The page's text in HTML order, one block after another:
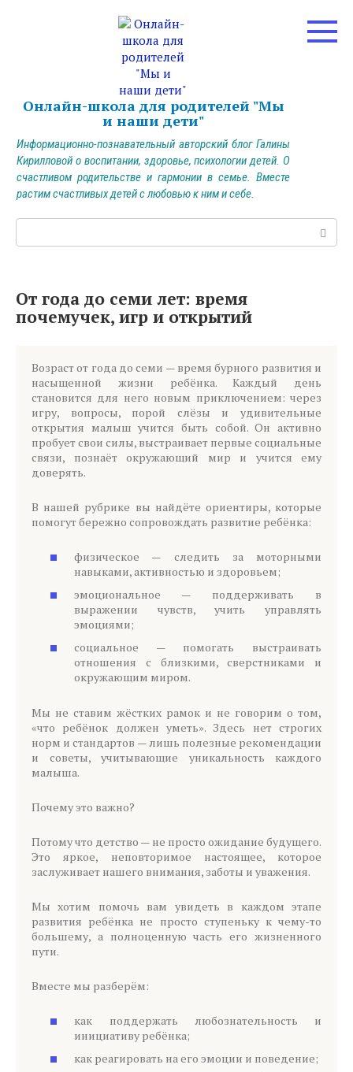
Онлайн-школа для родителей "Мы
и наши дети"
Информационно-познавательный авторский блог Галины
Кирилловой о воспитании, здоровье, психологии детей. О
счастливом родительстве и гармонии в семье. Вместе
растим счастливых детей с любовью к ним и себе.
Поиск:
От года до семи лет: время
почемучек, игр и открытий
Возраст от года до семи — время бурного развития и
насыщенной жизни ребёнка. Каждый день
становится для него новым приключением: через
игру, вопросы, порой слёзы и удивительные
открытия малыш учится быть собой. Он активно
пробует свои силы, выстраивает первые социальные
связи, познаёт окружающий мир и учится ему
доверять.
В нашей рубрике вы найдёте ориентиры, которые
помогут бережно сопровождать развитие ребёнка:
физическое — следить за моторными
навыками, активностью и здоровьем;
эмоциональное — поддерживать в
выражении чувств, учить управлять
эмоциями;
социальное — помогать выстраивать
отношения с близкими, сверстниками и
окружающим миром.
Мы не ставим жёстких рамок и не говорим о том,
«что ребёнок должен уметь». Здесь нет строгих
норм и стандартов — лишь полезные рекомендации
и советы, учитывающие уникальность каждого
малыша.
Почему это важно?
Потому что детство — не просто ожидание будущего.
Это яркое, неповторимое настоящее, которое
заслуживает нашего внимания, заботы и уважения.
Мы хотим помочь вам увидеть в каждом этапе
развития ребёнка не просто ступеньку к чему-то
большему, а полноценную часть его жизненного
пути.
Вместе мы разберём:
как поддержать любознательность и
инициативу ребёнка;
как реагировать на его эмоции и поведение;